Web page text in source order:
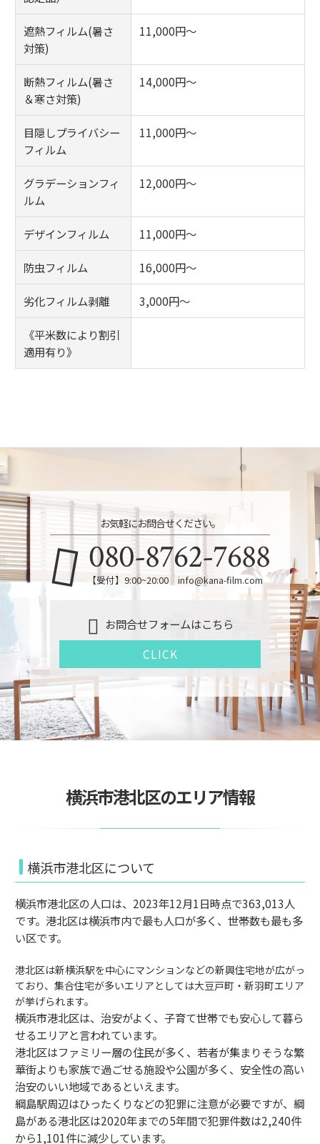
遮熱フィルム(暑さ
対策)
11,000円～
断熱フィルム(暑さ
＆寒さ対策)
14,000円～
目隠しプライバシー
フィルム
11,000円～
グラデーションフィ
ルム
12,000円～
デザインフィルム 11,000円～
防虫フィルム 16,000円～
劣化フィルム剥離 3,000円～
《平米数により割引
適用有り》
お気軽にお問合せください。
080-8762-7688
【受付】9:00~20:00 info@kana-film.com
お問合せフォームはこちら
CLICK
横浜市港北区のエリア情報
横浜市港北区について
横浜市港北区の人口は、2023年12月1日時点で363,013人
です。港北区は横浜市内で最も人口が多く、世帯数も最も多
い区です。
港北区は新横浜駅を中心にマンションなどの新興住宅地が広がっ
ており、集合住宅が多いエリアとしては大豆戸町・新羽町エリア
が挙げられます。
横浜市港北区は、治安がよく、子育て世帯でも安心して暮ら
せるエリアと言われています。
港北区はファミリー層の住民が多く、若者が集まりそうな繁
華街よりも家族で過ごせる施設や公園が多く、安全性の高い
治安のいい地域であるといえます。
綱島駅周辺はひったくりなどの犯罪に注意が必要ですが、綱
島がある港北区は2020年までの5年間で犯罪件数は2,240件
から1,101件に減少しています。